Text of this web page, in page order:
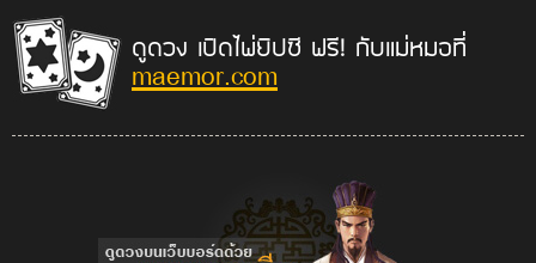
ดูดวง เปิดไพ่ยิปซี ฟรี! กับแม่หมอที่
maemor.com